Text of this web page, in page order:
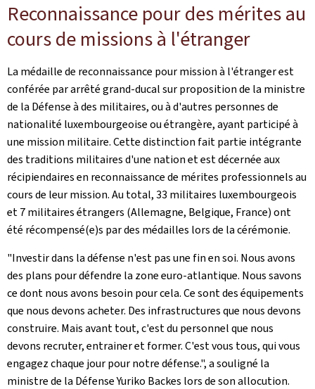
Reconnaissance pour des mérites au
cours de missions à l'étranger
La médaille de reconnaissance pour mission à l'étranger est
conférée par arrêté grand-ducal sur proposition de la ministre
de la Défense à des militaires, ou à d'autres personnes de
nationalité luxembourgeoise ou étrangère, ayant participé à
une mission militaire. Cette distinction fait partie intégrante
des traditions militaires d'une nation et est décernée aux
récipiendaires en reconnaissance de mérites professionnels au
cours de leur mission. Au total, 33 militaires luxembourgeois
et 7 militaires étrangers (Allemagne, Belgique, France) ont
été récompensé(e)s par des médailles lors de la cérémonie.
"Investir dans la défense n'est pas une fin en soi. Nous avons
des plans pour défendre la zone euro-atlantique. Nous savons
ce dont nous avons besoin pour cela. Ce sont des équipements
que nous devons acheter. Des infrastructures que nous devons
construire. Mais avant tout, c'est du personnel que nous
devons recruter, entrainer et former. C'est vous tous, qui vous
engagez chaque jour pour notre défense.", a souligné la
ministre de la Défense Yuriko Backes lors de son allocution.